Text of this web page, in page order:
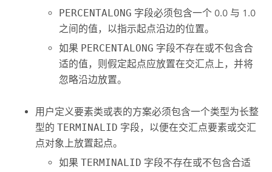
PERCENTALONG 字段必须包含一个 0.0 与 1.0
之间的值，以指示起点沿边的位置。
如果 PERCENTALONG 字段不存在或不包含合
适的值，则假定起点应放置在交汇点上，并将
忽略沿边放置。
用户定义要素类或表的方案必须包含一个类型为长整
型的TERMINALID 字段，以便在交汇点要素或交汇
点对象上放置起点。
如果TERMINALID 字段不存在或不包含合适